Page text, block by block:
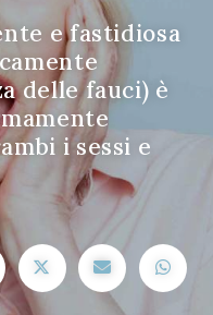
e fastidiosa
delle fauci) è
i sessi e